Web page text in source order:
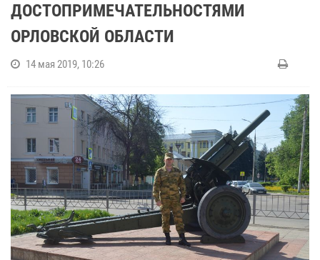
ДОСТОПРИМЕЧАТЕЛЬНОСТЯМИ
ОРЛОВСКОЙ ОБЛАСТИ
14 мая 2019, 10:26